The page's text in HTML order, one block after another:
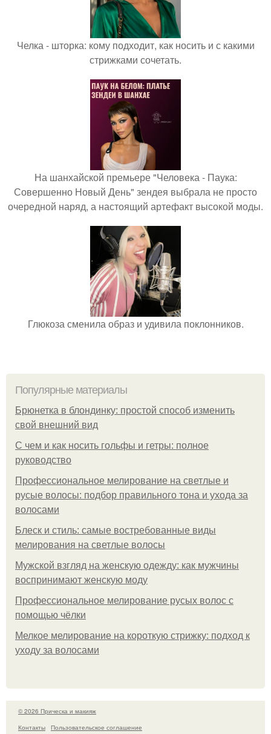
Челка - шторка: кому подходит, как носить и с какими
стрижками сочетать.
На шанхайской премьере "Человека - Паука:
Совершенно Новый День" зендея выбрала не просто
очередной наряд, а настоящий артефакт высокой моды.
Глюкоза сменила образ и удивила поклонников.
Популярные материалы
Брюнетка в блондинку: простой способ изменить
свой внешний вид
С чем и как носить гольфы и гетры: полное
руководство
Профессиональное мелирование на светлые и
русые волосы: подбор правильного тона и ухода за
волосами
Блеск и стиль: самые востребованные виды
мелирования на светлые волосы
Мужской взгляд на женскую одежду: как мужчины
воспринимают женскую моду
Профессиональное мелирование русых волос с
помощью чёлки
Мелкое мелирование на короткую стрижку: подход к
уходу за волосами
© 2026 Прическа и макияж
Контакты
Пользовательское соглашение